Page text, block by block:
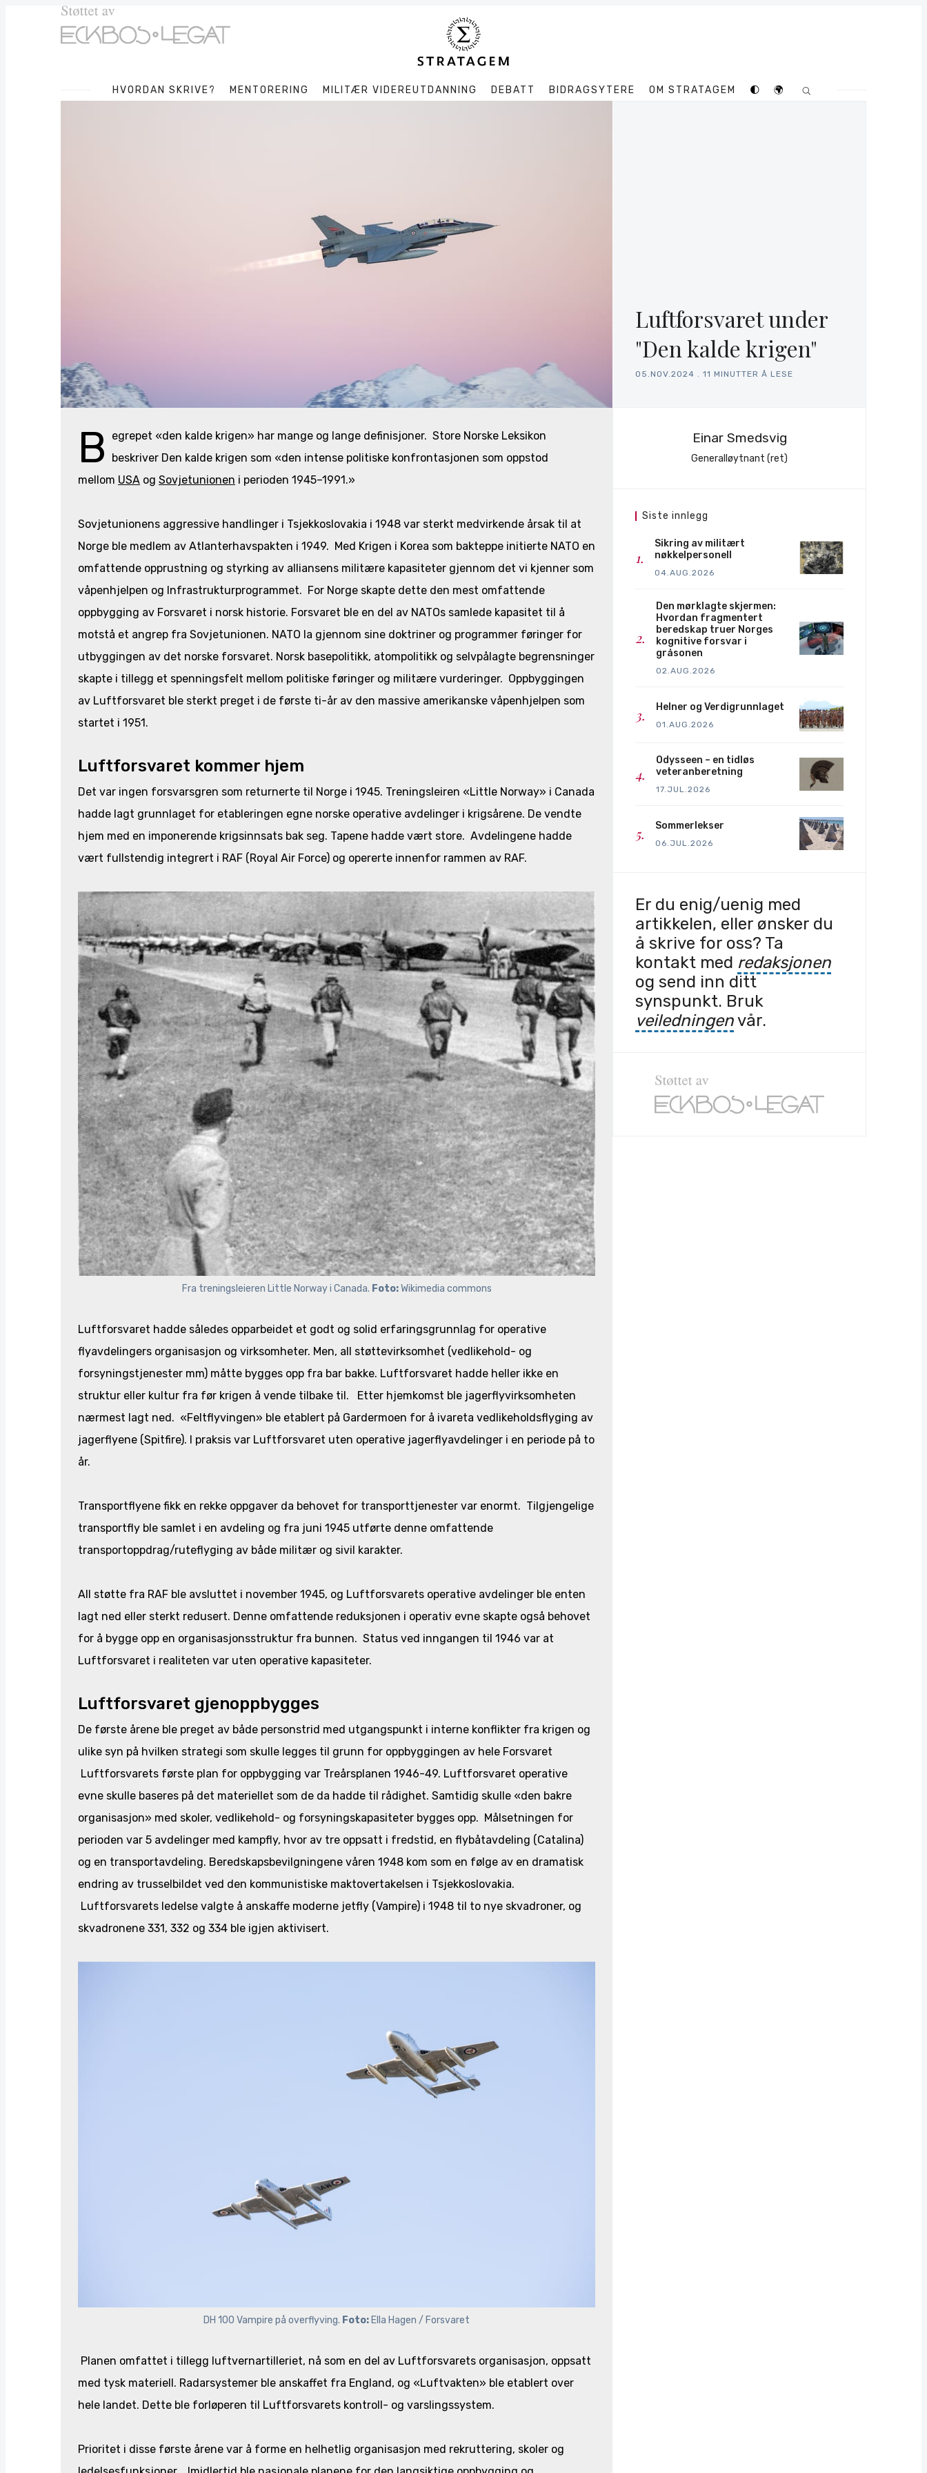
HVORDAN SKRIVE? MENTORERING MILITÆR VIDEREUTDANNING DEBATT BIDRAGSYTERE OM STRATAGEM 🌓 🌍
Luftforsvaret under
"Den kalde krigen"
05.NOV.2024 . 11 MINUTTER Å LESE
B
egrepet «den kalde krigen» har mange og lange definisjoner. Store Norske Leksikon
beskriver Den kalde krigen som «den intense politiske konfrontasjonen som oppstod
mellom USA og Sovjetunionen i perioden 1945–1991.»
Sovjetunionens aggressive handlinger i Tsjekkoslovakia i 1948 var sterkt medvirkende årsak til at
Norge ble medlem av Atlanterhavspakten i 1949. Med Krigen i Korea som bakteppe initierte NATO en
omfattende opprustning og styrking av alliansens militære kapasiteter gjennom det vi kjenner som
våpenhjelpen og Infrastrukturprogrammet. For Norge skapte dette den mest omfattende
oppbygging av Forsvaret i norsk historie. Forsvaret ble en del av NATOs samlede kapasitet til å
motstå et angrep fra Sovjetunionen. NATO la gjennom sine doktriner og programmer føringer for
utbyggingen av det norske forsvaret. Norsk basepolitikk, atompolitikk og selvpålagte begrensninger
skapte i tillegg et spenningsfelt mellom politiske føringer og militære vurderinger. Oppbyggingen
av Luftforsvaret ble sterkt preget i de første ti-år av den massive amerikanske våpenhjelpen som
startet i 1951.
Luftforsvaret kommer hjem
Det var ingen forsvarsgren som returnerte til Norge i 1945. Treningsleiren «Little Norway» i Canada
hadde lagt grunnlaget for etableringen egne norske operative avdelinger i krigsårene. De vendte
hjem med en imponerende krigsinnsats bak seg. Tapene hadde vært store. Avdelingene hadde
vært fullstendig integrert i RAF (Royal Air Force) og opererte innenfor rammen av RAF.
Fra treningsleieren Little Norway i Canada. Foto: Wikimedia commons
Luftforsvaret hadde således opparbeidet et godt og solid erfaringsgrunnlag for operative
flyavdelingers organisasjon og virksomheter. Men, all støttevirksomhet (vedlikehold- og
forsyningstjenester mm) måtte bygges opp fra bar bakke. Luftforsvaret hadde heller ikke en
struktur eller kultur fra før krigen å vende tilbake til. Etter hjemkomst ble jagerflyvirksomheten
nærmest lagt ned. «Feltflyvingen» ble etablert på Gardermoen for å ivareta vedlikeholdsflyging av
jagerflyene (Spitfire). I praksis var Luftforsvaret uten operative jagerflyavdelinger i en periode på to
år.
Transportflyene fikk en rekke oppgaver da behovet for transporttjenester var enormt. Tilgjengelige
transportfly ble samlet i en avdeling og fra juni 1945 utførte denne omfattende
transportoppdrag/ruteflyging av både militær og sivil karakter.
All støtte fra RAF ble avsluttet i november 1945, og Luftforsvarets operative avdelinger ble enten
lagt ned eller sterkt redusert. Denne omfattende reduksjonen i operativ evne skapte også behovet
for å bygge opp en organisasjonsstruktur fra bunnen. Status ved inngangen til 1946 var at
Luftforsvaret i realiteten var uten operative kapasiteter.
Luftforsvaret gjenoppbygges
De første årene ble preget av både personstrid med utgangspunkt i interne konflikter fra krigen og
ulike syn på hvilken strategi som skulle legges til grunn for oppbyggingen av hele Forsvaret
Luftforsvarets første plan for oppbygging var Treårsplanen 1946-49. Luftforsvaret operative
evne skulle baseres på det materiellet som de da hadde til rådighet. Samtidig skulle «den bakre
organisasjon» med skoler, vedlikehold- og forsyningskapasiteter bygges opp. Målsetningen for
perioden var 5 avdelinger med kampfly, hvor av tre oppsatt i fredstid, en flybåtavdeling (Catalina)
og en transportavdeling. Beredskapsbevilgningene våren 1948 kom som en følge av en dramatisk
endring av trusselbildet ved den kommunistiske maktovertakelsen i Tsjekkoslovakia.
Luftforsvarets ledelse valgte å anskaffe moderne jetfly (Vampire) i 1948 til to nye skvadroner, og
skvadronene 331, 332 og 334 ble igjen aktivisert.
DH 100 Vampire på overflyving. Foto: Ella Hagen / Forsvaret
Planen omfattet i tillegg luftvernartilleriet, nå som en del av Luftforsvarets organisasjon, oppsatt
med tysk materiell. Radarsystemer ble anskaffet fra England, og «Luftvakten» ble etablert over
hele landet. Dette ble forløperen til Luftforsvarets kontroll- og varslingssystem.
Prioritet i disse første årene var å forme en helhetlig organisasjon med rekruttering, skoler og
Einar Smedsvig
Generalløytnant (ret)
Siste innlegg
Sikring av militært
nøkkelpersonell
04.AUG.2026
Den mørklagte skjermen:
Hvordan fragmentert
beredskap truer Norges
kognitive forsvar i
gråsonen
02.AUG.2026
Helner og Verdigrunnlaget
01.AUG.2026
Odysseen – en tidløs
veteranberetning
17.JUL.2026
Sommerlekser
06.JUL.2026
Er du enig/uenig med
artikkelen, eller ønsker du
å skrive for oss? Ta
kontakt med redaksjonen
og send inn ditt
synspunkt. Bruk
veiledningenvår.